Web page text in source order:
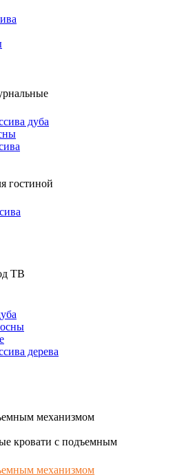
дуба
гостиной
ТВ
дерева
механизмом
кровати с подъемным
механизмом